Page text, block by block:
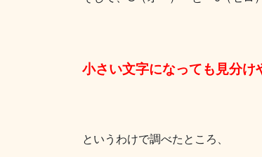
小さい文字になっても見分け
というわけで調べたところ、